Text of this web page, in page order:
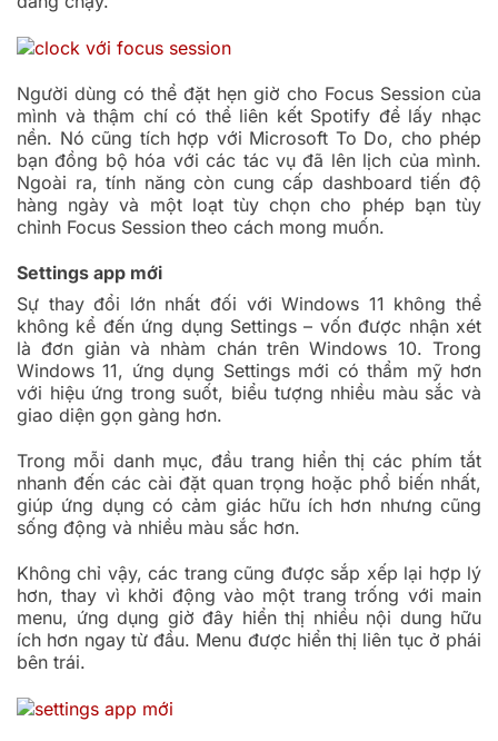
Người dùng có thể đặt hẹn giờ cho Focus Session của
mình và thậm chí có thể liên kết Spotify để lấy nhạc
nền. Nó cũng tích hợp với Microsoft To Do, cho phép
bạn đồng bộ hóa với các tác vụ đã lên lịch của mình.
Ngoài ra, tính năng còn cung cấp dashboard tiến độ
hàng ngày và một loạt tùy chọn cho phép bạn tùy
chỉnh Focus Session theo cách mong muốn.
Settings app mới
Sự thay đổi lớn nhất đối với Windows 11 không thể
không kể đến ứng dụng Settings – vốn được nhận xét
là đơn giản và nhàm chán trên Windows 10. Trong
Windows 11, ứng dụng Settings mới có thẩm mỹ hơn
với hiệu ứng trong suốt, biểu tượng nhiều màu sắc và
giao diện gọn gàng hơn.
Trong mỗi danh mục, đầu trang hiển thị các phím tắt
nhanh đến các cài đặt quan trọng hoặc phổ biến nhất,
giúp ứng dụng có cảm giác hữu ích hơn nhưng cũng
sống động và nhiều màu sắc hơn.
Không chỉ vậy, các trang cũng được sắp xếp lại hợp lý
hơn, thay vì khởi động vào một trang trống với main
menu, ứng dụng giờ đây hiển thị nhiều nội dung hữu
ích hơn ngay từ đầu. Menu được hiển thị liên tục ở phái
bên trái.